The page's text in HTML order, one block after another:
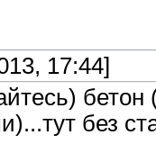
17:44]
бетон
без